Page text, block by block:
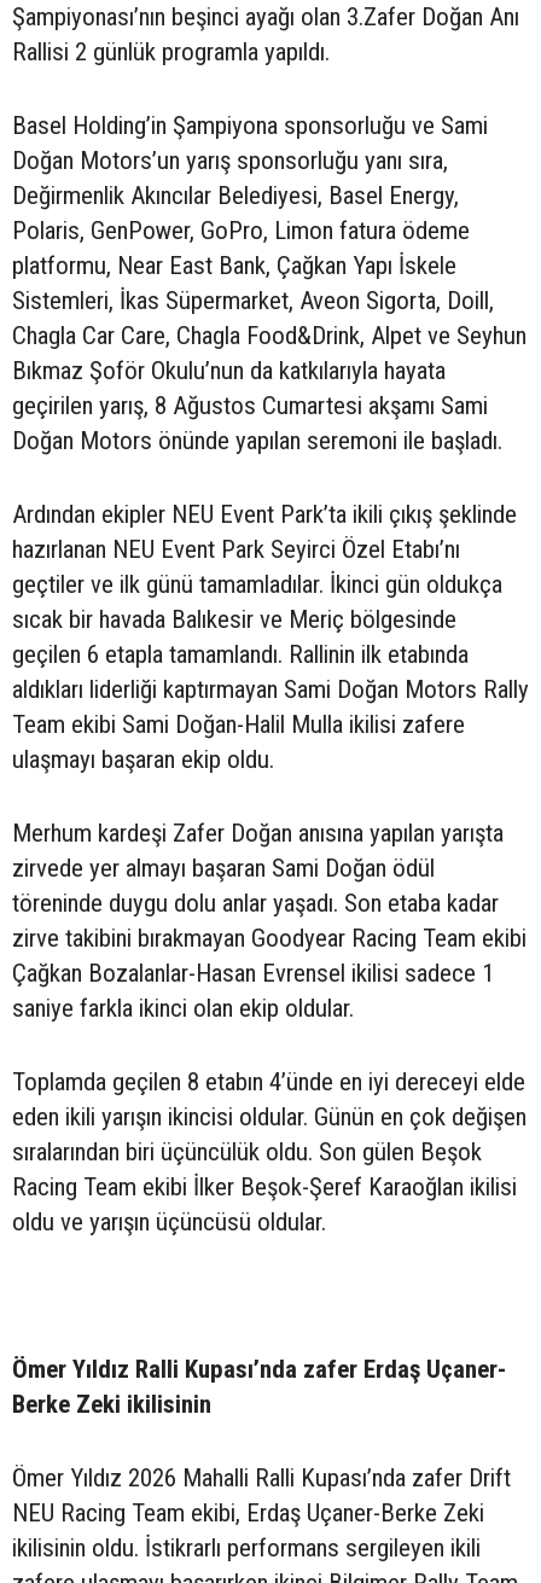
Şampiyonası’nın beşinci ayağı olan 3.Zafer Doğan Anı
Rallisi 2 günlük programla yapıldı.
Basel Holding’in Şampiyona sponsorluğu ve Sami
Doğan Motors’un yarış sponsorluğu yanı sıra,
Değirmenlik Akıncılar Belediyesi, Basel Energy,
Polaris, GenPower, GoPro, Limon fatura ödeme
platformu, Near East Bank, Çağkan Yapı İskele
Sistemleri, İkas Süpermarket, Aveon Sigorta, Doill,
Chagla Car Care, Chagla Food&Drink, Alpet ve Seyhun
Bıkmaz Şoför Okulu’nun da katkılarıyla hayata
geçirilen yarış, 8 Ağustos Cumartesi akşamı Sami
Doğan Motors önünde yapılan seremoni ile başladı.
Ardından ekipler NEU Event Park’ta ikili çıkış şeklinde
hazırlanan NEU Event Park Seyirci Özel Etabı’nı
geçtiler ve ilk günü tamamladılar. İkinci gün oldukça
sıcak bir havada Balıkesir ve Meriç bölgesinde
geçilen 6 etapla tamamlandı. Rallinin ilk etabında
aldıkları liderliği kaptırmayan Sami Doğan Motors Rally
Team ekibi Sami Doğan-Halil Mulla ikilisi zafere
ulaşmayı başaran ekip oldu.
Merhum kardeşi Zafer Doğan anısına yapılan yarışta
zirvede yer almayı başaran Sami Doğan ödül
töreninde duygu dolu anlar yaşadı. Son etaba kadar
zirve takibini bırakmayan Goodyear Racing Team ekibi
Çağkan Bozalanlar-Hasan Evrensel ikilisi sadece 1
saniye farkla ikinci olan ekip oldular.
Toplamda geçilen 8 etabın 4’ünde en iyi dereceyi elde
eden ikili yarışın ikincisi oldular. Günün en çok değişen
sıralarından biri üçüncülük oldu. Son gülen Beşok
Racing Team ekibi İlker Beşok-Şeref Karaoğlan ikilisi
oldu ve yarışın üçüncüsü oldular.
Ömer Yıldız Ralli Kupası’nda zafer Erdaş Uçaner-
Berke Zeki ikilisinin
Ömer Yıldız 2026 Mahalli Ralli Kupası’nda zafer Drift
NEU Racing Team ekibi, Erdaş Uçaner-Berke Zeki
ikilisinin oldu. İstikrarlı performans sergileyen ikili